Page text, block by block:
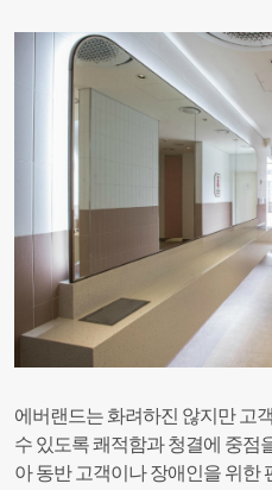
에버랜드는 화려하진 않지만 고
수 있도록 쾌적함과 청결에 중점
아 동반 고객이나 장애인을 위한